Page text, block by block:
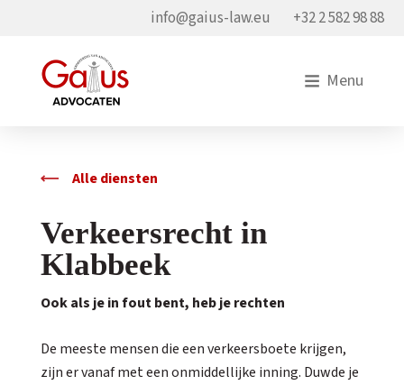
+32 2 582 98 88
info@gaius-law.eu
Menu
Alle diensten
Verkeersrecht in
Klabbeek
Ook als je in fout bent, heb je rechten
De meeste mensen die een verkeersboete krijgen,
zijn er vanaf met een onmiddellijke inning. Duwde je